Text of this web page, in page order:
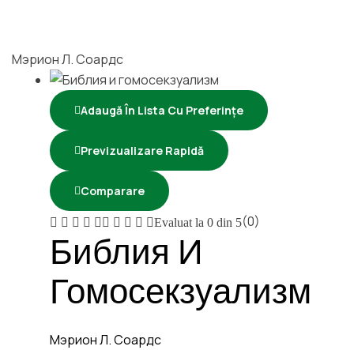
Мэрион Л. Соардс
Adaugă În Lista Cu Preferințe
Previzualizare Rapidă
Comparare
Evaluat la 0 din 5(0)
Библия И
Гомосекзуализм
Мэрион Л. Соардс